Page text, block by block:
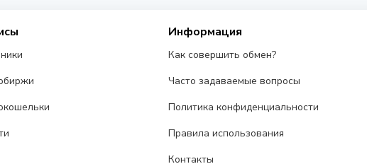
Информация
Как совершить обмен?
Часто задаваемые вопросы
Политика конфиденциальности
Правила использования
Контакты